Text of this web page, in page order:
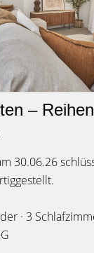
–
30.06.26
· 3